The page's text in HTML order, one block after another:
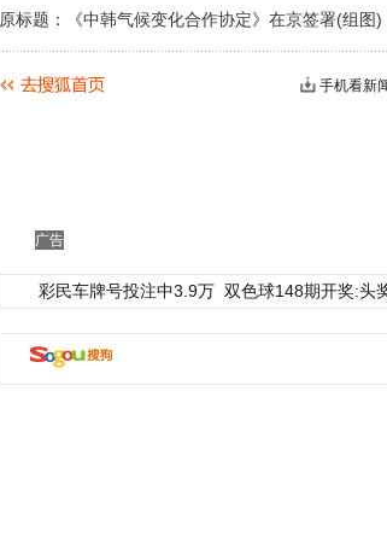
原标题：《中韩气候变化合作协定》在京签署(组图)
手机看新
广告
彩民车牌号投注中3.9万 双色球148期开奖:头